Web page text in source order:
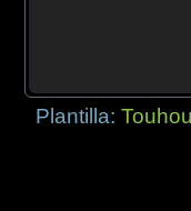
Plantilla: